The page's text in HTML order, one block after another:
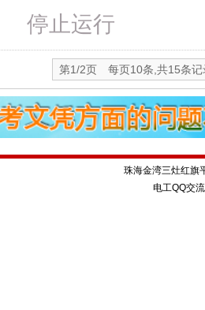
停止运行
第1/2页 每页10条,共15条记
珠海金湾三灶红旗
电工QQ交